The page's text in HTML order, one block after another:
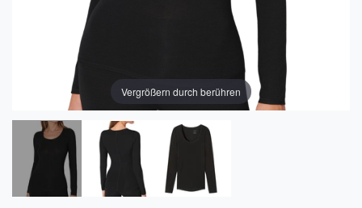
Vergrößern durch berühren